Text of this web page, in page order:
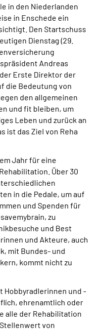
in den Niederlanden
in Enschede ein
Den Startschuss
Dienstag (29.
Andreas
Erste Direktor der
die Bedeutung von
den allgemeinen
und fit bleiben, um
Leben und zurück an
ist das Ziel von Reha
Jahr für eine
Über 30
in die Pedale, um auf
und Spenden für
zu
und Best
und Akteure, auch
mit Bundes- und
kommt nicht zu
Hobbyradlerinnen und -
ehrenamtlich oder
alle der Rehabilitation
von